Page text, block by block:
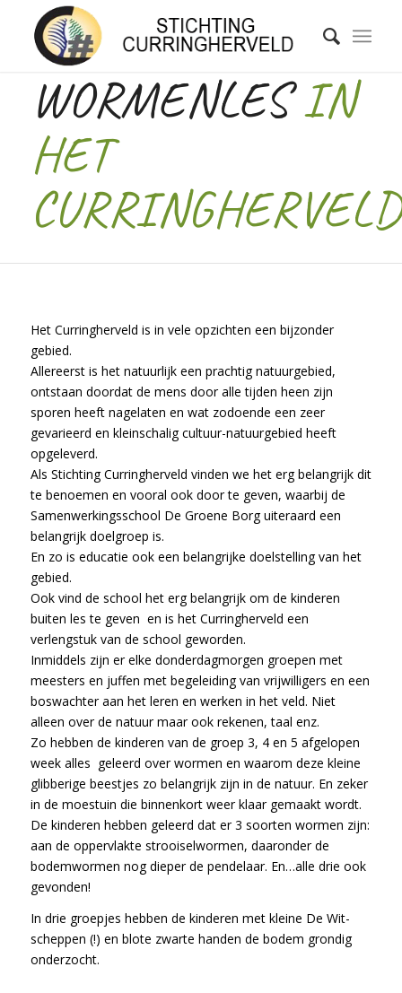
WORMENLESIN
HET
CURRINGHERVELD
Het Curringherveld is in vele opzichten een bijzonder
gebied.
Allereerst is het natuurlijk een prachtig natuurgebied,
ontstaan doordat de mens door alle tijden heen zijn
sporen heeft nagelaten en wat zodoende een zeer
gevarieerd en kleinschalig cultuur-natuurgebied heeft
opgeleverd.
Als Stichting Curringherveld vinden we het erg belangrijk dit
te benoemen en vooral ook door te geven, waarbij de
Samenwerkingsschool De Groene Borg uiteraard een
belangrijk doelgroep is.
En zo is educatie ook een belangrijke doelstelling van het
gebied.
Ook vind de school het erg belangrijk om de kinderen
buiten les te geven en is het Curringherveld een
verlengstuk van de school geworden.
Inmiddels zijn er elke donderdagmorgen groepen met
meesters en juffen met begeleiding van vrijwilligers en een
boswachter aan het leren en werken in het veld. Niet
alleen over de natuur maar ook rekenen, taal enz.
Zo hebben de kinderen van de groep 3, 4 en 5 afgelopen
week alles geleerd over wormen en waarom deze kleine
glibberige beestjes zo belangrijk zijn in de natuur. En zeker
in de moestuin die binnenkort weer klaar gemaakt wordt.
De kinderen hebben geleerd dat er 3 soorten wormen zijn:
aan de oppervlakte strooiselwormen, daaronder de
bodemwormen nog dieper de pendelaar. En…alle drie ook
gevonden!
In drie groepjes hebben de kinderen met kleine De Wit-
scheppen (!) en blote zwarte handen de bodem grondig
onderzocht.